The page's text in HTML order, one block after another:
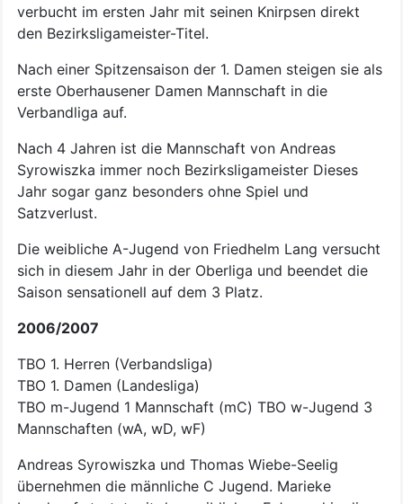
verbucht im ersten Jahr mit seinen Knirpsen direkt
den Bezirksligameister-Titel.
Nach einer Spitzensaison der 1. Damen steigen sie als
erste Oberhausener Damen Mannschaft in die
Verbandliga auf.
Nach 4 Jahren ist die Mannschaft von Andreas
Syrowiszka immer noch Bezirksligameister Dieses
Jahr sogar ganz besonders ohne Spiel und
Satzverlust.
Die weibliche A-Jugend von Friedhelm Lang versucht
sich in diesem Jahr in der Oberliga und beendet die
Saison sensationell auf dem 3 Platz.
2006/2007
TBO 1. Herren (Verbandsliga)
TBO 1. Damen (Landesliga)
TBO m-Jugend 1 Mannschaft (mC) TBO w-Jugend 3
Mannschaften (wA, wD, wF)
Andreas Syrowiszka und Thomas Wiebe-Seelig
übernehmen die männliche C Jugend. Marieke